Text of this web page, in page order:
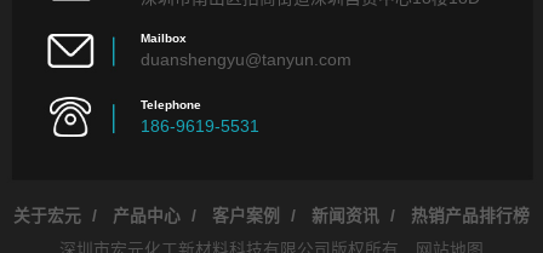
Mailbox
duanshengyu@tanyun.com
Telephone
186-9619-5531
关于宏元 / 产品中心 / 客户案例 / 新闻资讯 /
热销产品排行榜